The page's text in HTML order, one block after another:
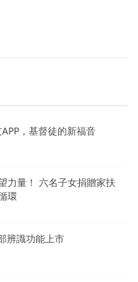
，基督徒的新福音
力量！ 六名子女捐贈家扶
環
辨識功能上市